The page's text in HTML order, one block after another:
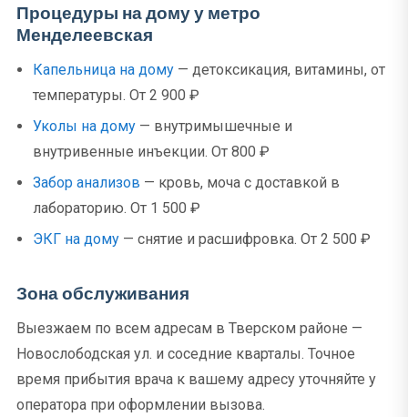
Процедуры на дому у метро
Менделеевская
Капельница на дому — детоксикация, витамины, от
температуры. От 2 900 ₽
Уколы на дому — внутримышечные и
внутривенные инъекции. От 800 ₽
Забор анализов — кровь, моча с доставкой в
лабораторию. От 1 500 ₽
ЭКГ на дому — снятие и расшифровка. От 2 500 ₽
Зона обслуживания
Выезжаем по всем адресам в Тверском районе —
Новослободская ул. и соседние кварталы. Точное
время прибытия врача к вашему адресу уточняйте у
оператора при оформлении вызова.